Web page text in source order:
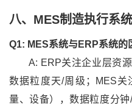
八、MES制造执行系
Q1: MES系统与ERP系统的
A: ERP关注企业层资
数据粒度天/周级；MES
量、设备），数据粒度分